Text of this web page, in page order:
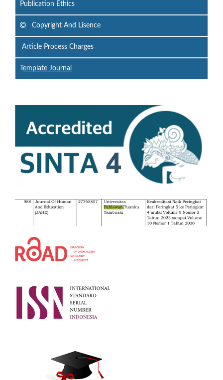
Publication Ethics
Copyright And Lisence
Article Process Charges
emplate Journal